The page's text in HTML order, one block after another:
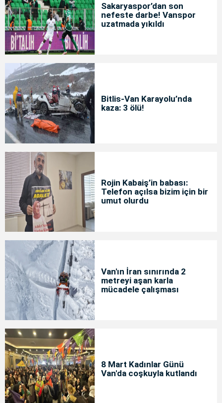
Sakaryaspor’dan son
nefeste darbe! Vanspor
uzatmada yıkıldı
Bitlis-Van Karayolu’nda
kaza: 3 ölü!
Rojin Kabaiş’in babası:
Telefon açılsa bizim için bir
umut olurdu
Van'ın İran sınırında 2
metreyi aşan karla
mücadele çalışması
8 Mart Kadınlar Günü
Van'da coşkuyla kutlandı